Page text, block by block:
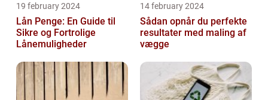
19 february 2024
Lån Penge: En Guide til
Sikre og Fortrolige
Lånemuligheder
14 february 2024
Sådan opnår du perfekte
resultater med maling af
vægge